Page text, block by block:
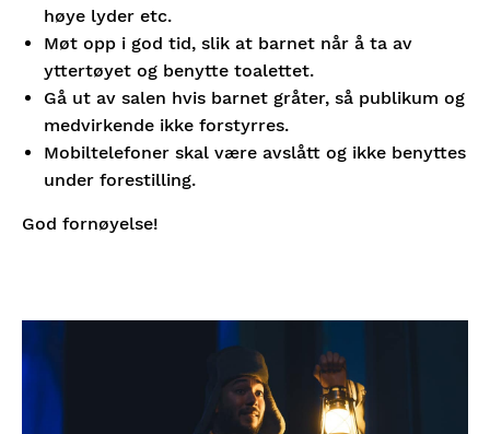
høye lyder etc.
Møt opp i god tid, slik at barnet når å ta av
yttertøyet og benytte toalettet.
Gå ut av salen hvis barnet gråter, så publikum og
medvirkende ikke forstyrres.
Mobiltelefoner skal være avslått og ikke benyttes
under forestilling.
God fornøyelse!